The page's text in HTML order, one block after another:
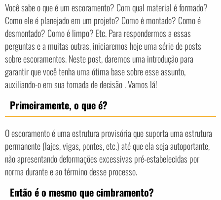
Você sabe o que é um escoramento? Com qual material é formado?
Como ele é planejado em um projeto? Como é montado? Como é
desmontado? Como é limpo? Etc. Para respondermos a essas
perguntas e a muitas outras, iniciaremos hoje uma série de posts
sobre escoramentos. Neste post, daremos uma introdução para
garantir que você tenha uma ótima base sobre esse assunto,
auxiliando-o em sua tomada de decisão . Vamos lá!
Primeiramente, o que é?
O escoramento é uma estrutura provisória que suporta uma estrutura
permanente (lajes, vigas, pontes, etc.) até que ela seja autoportante,
não apresentando deformações excessivas pré-estabelecidas por
norma durante e ao término desse processo.
Então é o mesmo que cimbramento?